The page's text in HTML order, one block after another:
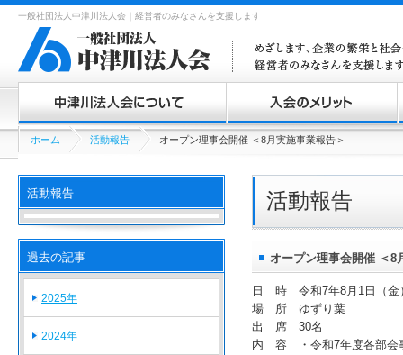
一般社団法人中津川法人会｜経営者のみなさんを支援します
中津川法人会について 入会のメリット
ホーム 活動報告 オープン理事会開催 ＜8月実施事業報告＞
活動報告
過去の記事
2025年
2024年
活動報告
オープン理事会開催 ＜8
日 時 令和7年8月1日（金
場 所 ゆずり葉
出 席 30名
内 容 ・令和7年度各部会